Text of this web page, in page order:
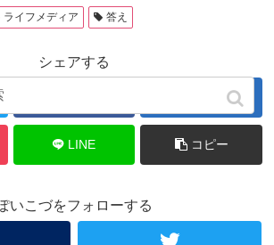
ライフメディア 答え
シェアする
はてブ
LINE コピー
いこづをフォローする